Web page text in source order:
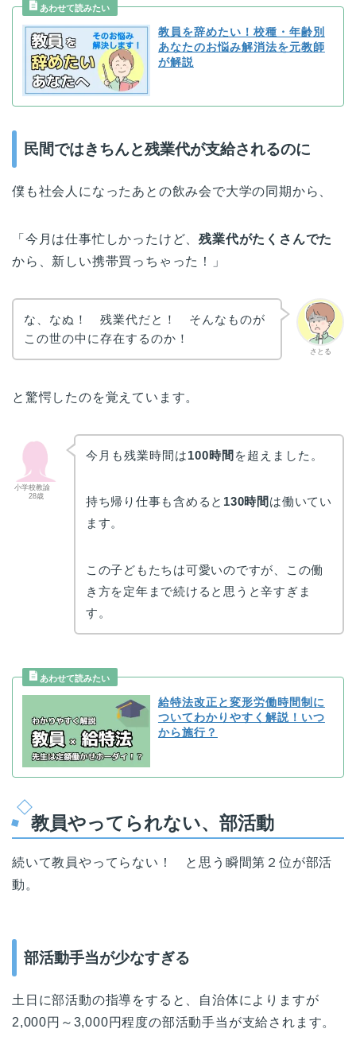
教員を辞めたい！校種・年齢別
あなたのお悩み解消法を元教師
が解説
民間ではきちんと残業代が支給されるのに
僕も社会人になったあとの飲み会で大学の同期から、
「今月は仕事忙しかったけど、残業代がたくさんでた
から、新しい携帯買っちゃった！」
さとる
な、なぬ！ 残業代だと！ そんなものが
この世の中に存在するのか！
と驚愕したのを覚えています。
小学校教諭
28歳
今月も残業時間は100時間 を超えました。
持ち帰り仕事も含めると 130時間 は働いてい
ます。
この子どもたちは可愛いのですが、この働
き方を定年まで続けると思うと辛すぎま
す。
給特法改正と変形労働時間制に
ついてわかりやすく解説！いつ
から施行？
教員やってられない、部活動
続いて教員やってらない！ と思う瞬間第２位が部活
動。
部活動手当が少なすぎる
土日に部活動の指導をすると、自治体によりますが
2,000円～3,000円程度の部活動手当が支給されます。